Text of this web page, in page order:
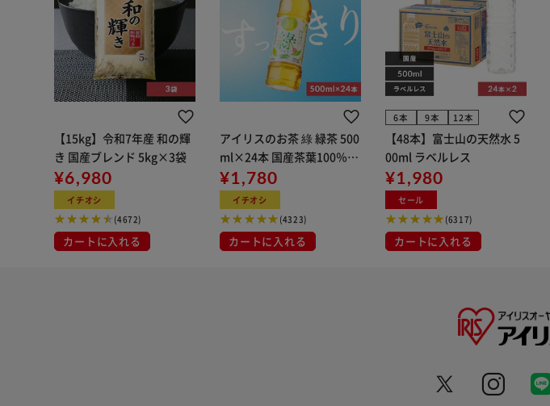
【15kg】令和7年産 和の輝
き 国産ブレンド 5kg×3袋
¥6,980
イチオシ
(4672)
カートに入れる
アイリスのお茶 綠 緑茶 500
ml×24本 国産茶葉100％使
用
¥1,780
イチオシ
(4323)
カートに入れる
6本 9本 12本
【48本】富士山の天然水 5
00ml ラベルレス
¥1,980
セール
(6317)
カートに入れる